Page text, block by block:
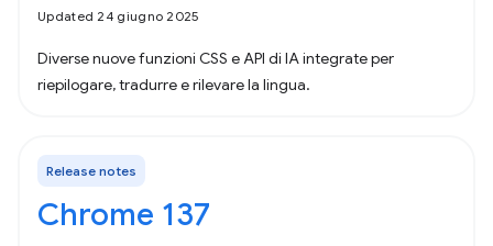
Updated 24 giugno 2025
Diverse nuove funzioni CSS e API di IA integrate per
riepilogare, tradurre e rilevare la lingua.
Release notes
Chrome 137